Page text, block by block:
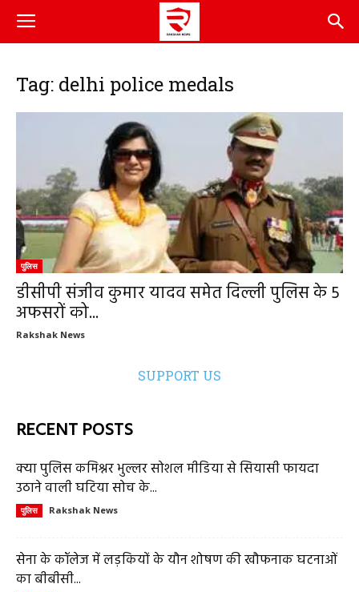
Tag: delhi police medals
पुलिस
डीसीपी संजीव कुमार यादव समेत दिल्ली पुलिस के 5
अफसरों को...
Rakshak News
SUPPORT US
RECENT POSTS
क्या पुलिस कमिश्नर भुल्लर सोशल मीडिया से सियासी फायदा
उठाने वाली घटिया सोच के...
पुलिस Rakshak News
सेना के कॉलेज में लड़कियों के यौन शोषण की खौफनाक घटनाओं
का बीबीसी...